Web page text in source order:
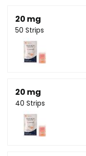
20 mg
50 Strips
20 mg
40 Strips